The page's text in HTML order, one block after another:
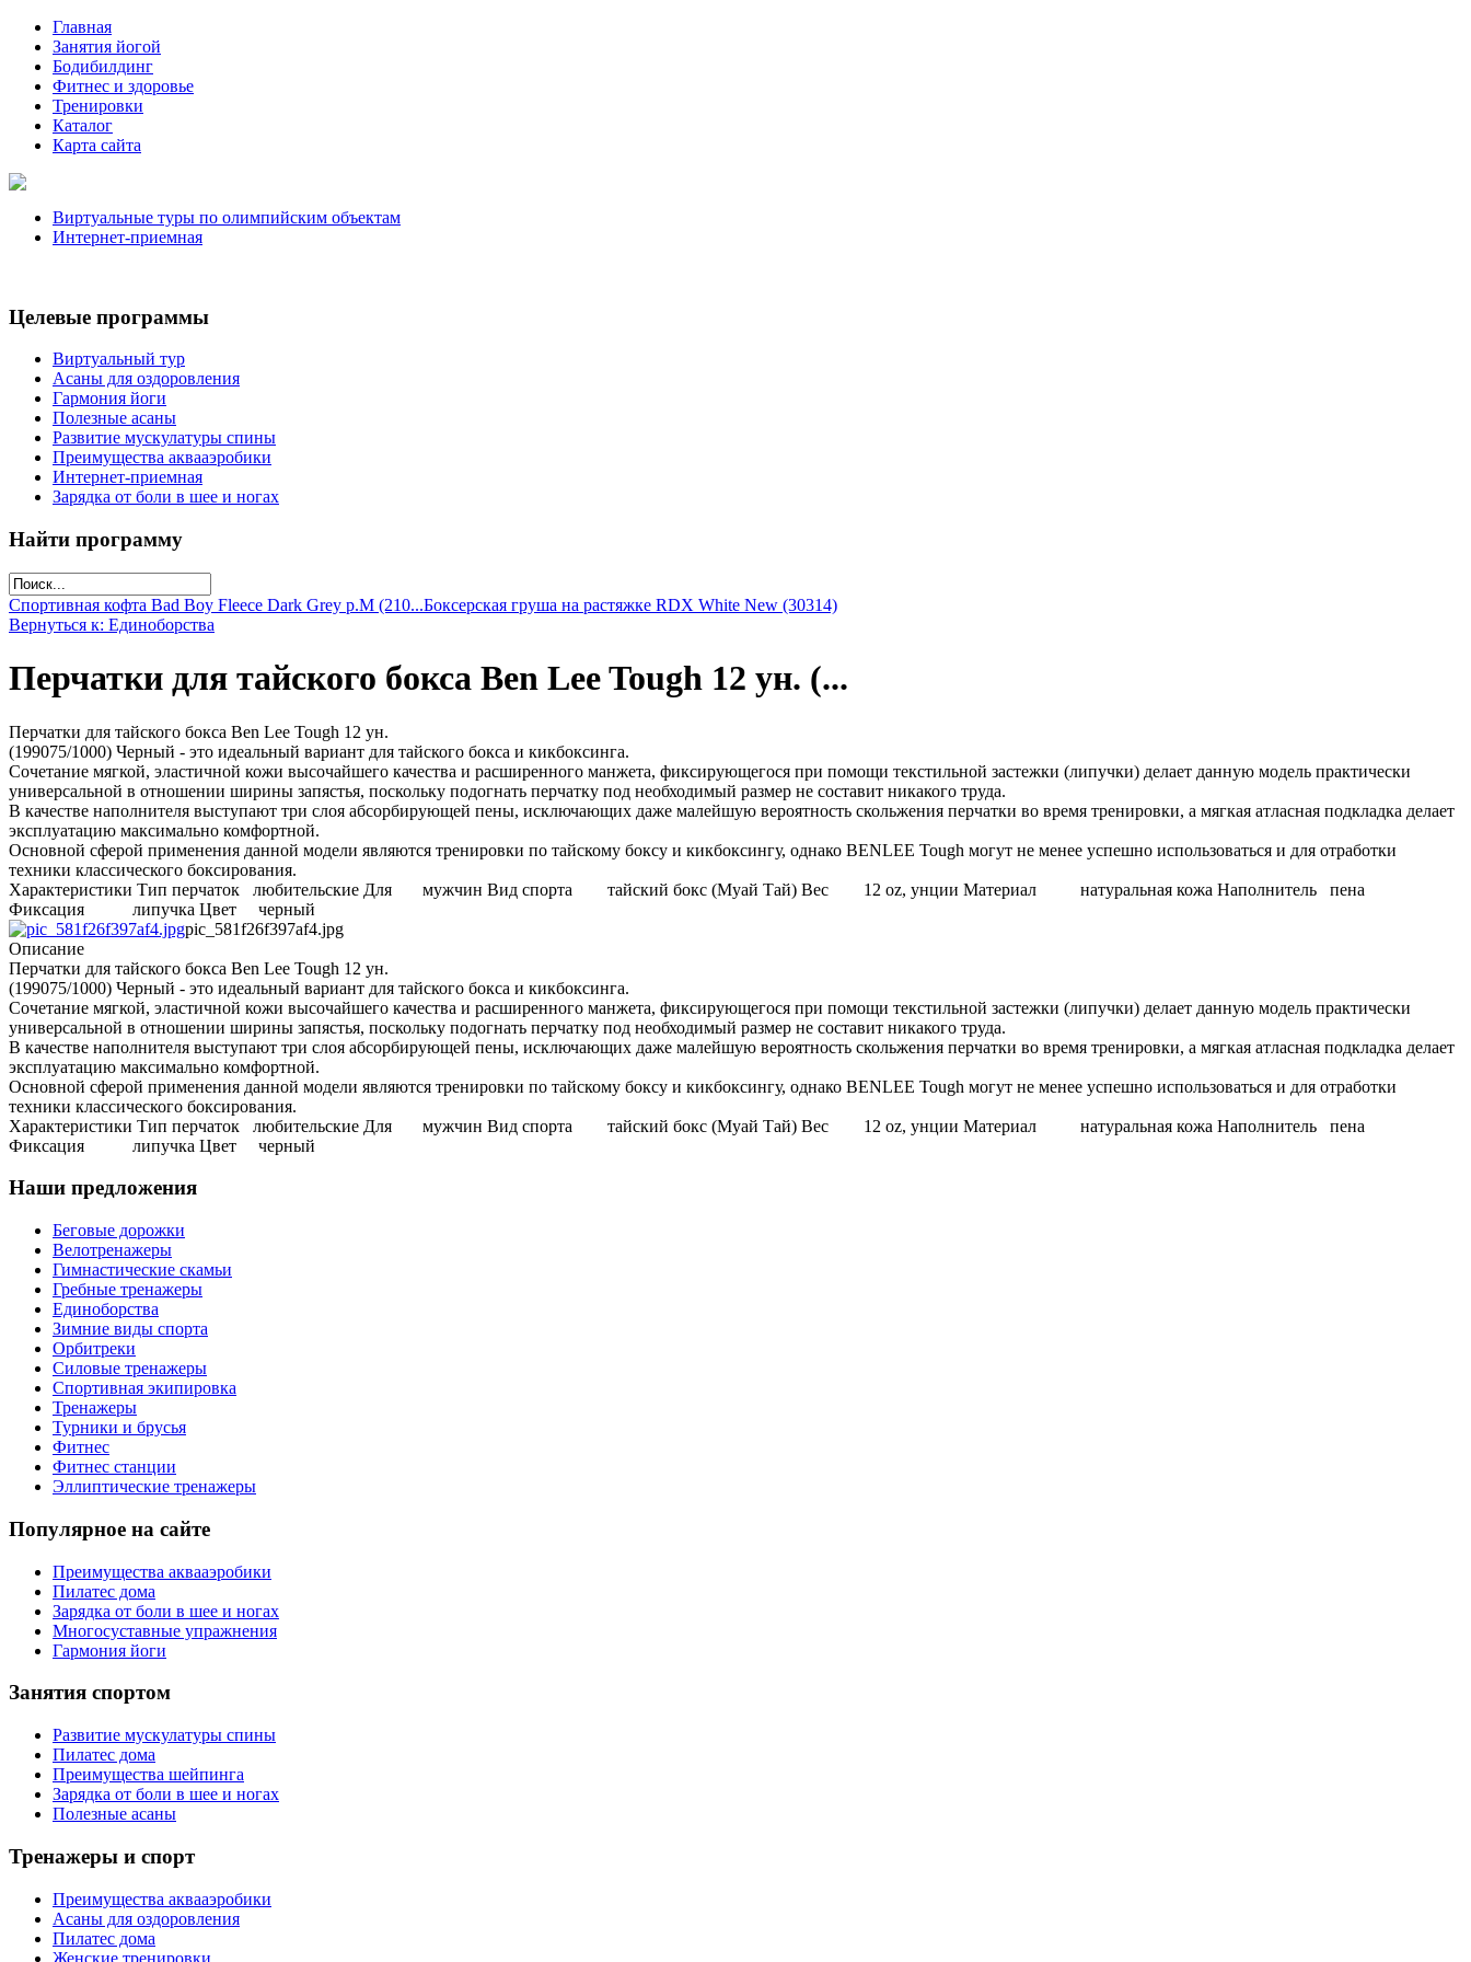
Главная
Занятия йогой
Бодибилдинг
Фитнес и здоровье
Тренировки
Каталог
Карта сайта
Виртуальные туры по олимпийским объектам
Интернет-приемная
Целевые программы
Виртуальный тур
Асаны для оздоровления
Гармония йоги
Полезные асаны
Развитие мускулатуры спины
Преимущества аквааэробики
Интернет-приемная
Зарядка от боли в шее и ногах
Найти программу
Спортивная кофта Bad Boy Fleece Dark Grey р.M (210...Боксерская груша на растяжке RDX White New (30314)
Вернуться к: Единоборства
Перчатки для тайского бокса Ben Lee Tough 12 ун. (...
Перчатки для тайского бокса Ben Lee Tough 12 ун.
(199075/1000) Черный - это идеальный вариант для тайского бокса и кикбоксинга.
Сочетание мягкой, эластичной кожи высочайшего качества и расширенного манжета, фиксирующегося при помощи текстильной застежки (липучки) делает данную модель практически
универсальной в отношении ширины запястья, поскольку подогнать перчатку под необходимый размер не составит никакого труда.
В качестве наполнителя выступают три слоя абсорбирующей пены, исключающих даже малейшую вероятность скольжения перчатки во время тренировки, а мягкая атласная подкладка делает
эксплуатацию максимально комфортной.
Основной сферой применения данной модели являются тренировки по тайскому боксу и кикбоксингу, однако BENLEE Tough могут не менее успешно использоваться и для отработки
техники классического боксирования.
Характеристики Тип перчаток любительские Для мужчин Вид спорта тайский бокс (Муай Тай) Вес 12 oz, унции Материал натуральная кожа Наполнитель пена
Фиксация липучка Цвет черный
pic_581f26f397af4.jpg
Описание
Перчатки для тайского бокса Ben Lee Tough 12 ун.
(199075/1000) Черный - это идеальный вариант для тайского бокса и кикбоксинга.
Сочетание мягкой, эластичной кожи высочайшего качества и расширенного манжета, фиксирующегося при помощи текстильной застежки (липучки) делает данную модель практически
универсальной в отношении ширины запястья, поскольку подогнать перчатку под необходимый размер не составит никакого труда.
В качестве наполнителя выступают три слоя абсорбирующей пены, исключающих даже малейшую вероятность скольжения перчатки во время тренировки, а мягкая атласная подкладка делает
эксплуатацию максимально комфортной.
Основной сферой применения данной модели являются тренировки по тайскому боксу и кикбоксингу, однако BENLEE Tough могут не менее успешно использоваться и для отработки
техники классического боксирования.
Характеристики Тип перчаток любительские Для мужчин Вид спорта тайский бокс (Муай Тай) Вес 12 oz, унции Материал натуральная кожа Наполнитель пена
Фиксация липучка Цвет черный
Наши предложения
Беговые дорожки
Велотренажеры
Гимнастические скамьи
Гребные тренажеры
Единоборства
Зимние виды спорта
Орбитреки
Силовые тренажеры
Спортивная экипировка
Тренажеры
Турники и брусья
Фитнес
Фитнес станции
Эллиптические тренажеры
Популярное на сайте
Преимущества аквааэробики
Пилатес дома
Зарядка от боли в шее и ногах
Многосуставные упражнения
Гармония йоги
Занятия спортом
Развитие мускулатуры спины
Пилатес дома
Преимущества шейпинга
Зарядка от боли в шее и ногах
Полезные асаны
Тренажеры и спорт
Преимущества аквааэробики
Асаны для оздоровления
Пилатес дома
Женские тренировки